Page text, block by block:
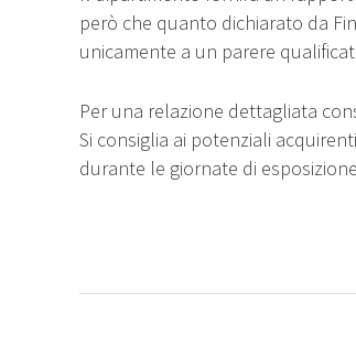
però che quanto dichiarato da
unicamente a un parere
Per una relazione dettagliata
Si consiglia ai potenziali
durante le giornate di